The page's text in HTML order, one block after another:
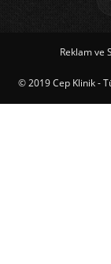
Reklam ve
© 2019 Cep Klinik -